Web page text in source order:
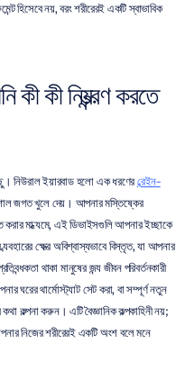
হিসেবে নয়, বরং শরীরেরই একটি স্বাভাবিক
কী কী নিয়ন্ত্রণ করতে
নিউরাল ইয়ারবাড হলো এক ধরণের ব্রেইন-
জগত খুলে দেয়। আপনার মস্তিষ্কের
করার মাধ্যমে, এই ডিভাইসগুলি আপনার ইচ্ছাকে
ক্ষেত্র অবিশ্বাস্যভাবে বিস্তৃত, যা আপনার
থাকা মানুষের জন্য জীবন পরিবর্তনকারী
ঘরের থার্মোস্ট্যাট সেট করা, বা সম্পূর্ণ নতুন
কল্পনা করুন। এটি বৈজ্ঞানিক কল্পকাহিনী নয়;
নিজের শরীরেরই একটি অংশ বলে মনে